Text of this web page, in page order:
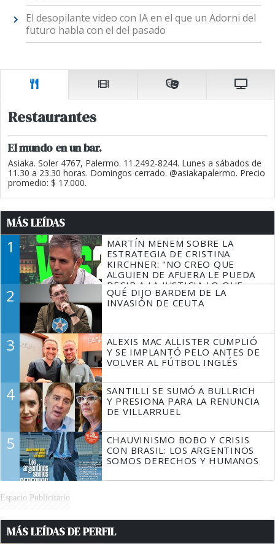
El desopilante video con IA en el que un Adorni del
futuro habla con el del pasado
Restaurantes
El mundo en un bar.
Asiaka. Soler 4767, Palermo. 11.2492-8244. Lunes a sábados de
11.30 a 23.30 horas. Domingos cerrado. @asiakapalermo. Precio
promedio: $ 17.000.
MÁS LEÍDAS
1
MARTÍN MENEM SOBRE LA
ESTRATEGIA DE CRISTINA
KIRCHNER: "NO CREO QUE
ALGUIEN DE AFUERA LE PUEDA
DECIR A LA JUSTICIA LO QUE
TIENE QUE HACER"
2
QUÉ DIJO BARDEM DE LA
INVASIÓN DE CEUTA
3
ALEXIS MAC ALLISTER CUMPLIÓ
Y SE IMPLANTÓ PELO ANTES DE
VOLVER AL FÚTBOL INGLÉS
4
SANTILLI SE SUMÓ A BULLRICH
Y PRESIONA PARA LA RENUNCIA
DE VILLARRUEL
5
CHAUVINISMO BOBO Y CRISIS
CON BRASIL: LOS ARGENTINOS
SOMOS DERECHOS Y HUMANOS
Espacio Publicitario
MÁS LEÍDAS DE PERFIL